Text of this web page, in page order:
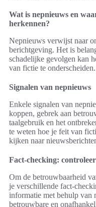
Wat is nepnieuws en
herkennen?
Nepnieuws verwijst naar
berichtgeving. Het is
schadelijke gevolgen kan
van fictie te onderscheiden.
Signalen van nepnieuws
Enkele signalen van
koppen, gebrek aan
taalgebruik en het
te weten hoe je feit van
kijken naar
Fact-checking:
Om de betrouwbaarheid
je verschillende fact-
informatie met behulp van
betrouwbare en